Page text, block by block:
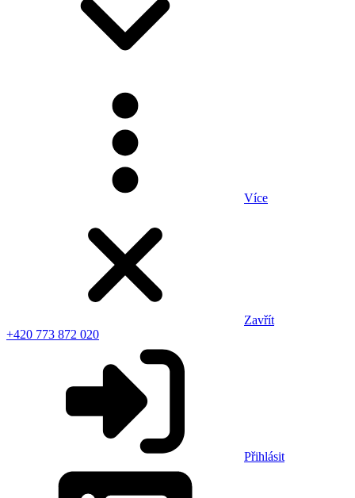
Více
Zavřít
+420 773 872 020
Přihlásit